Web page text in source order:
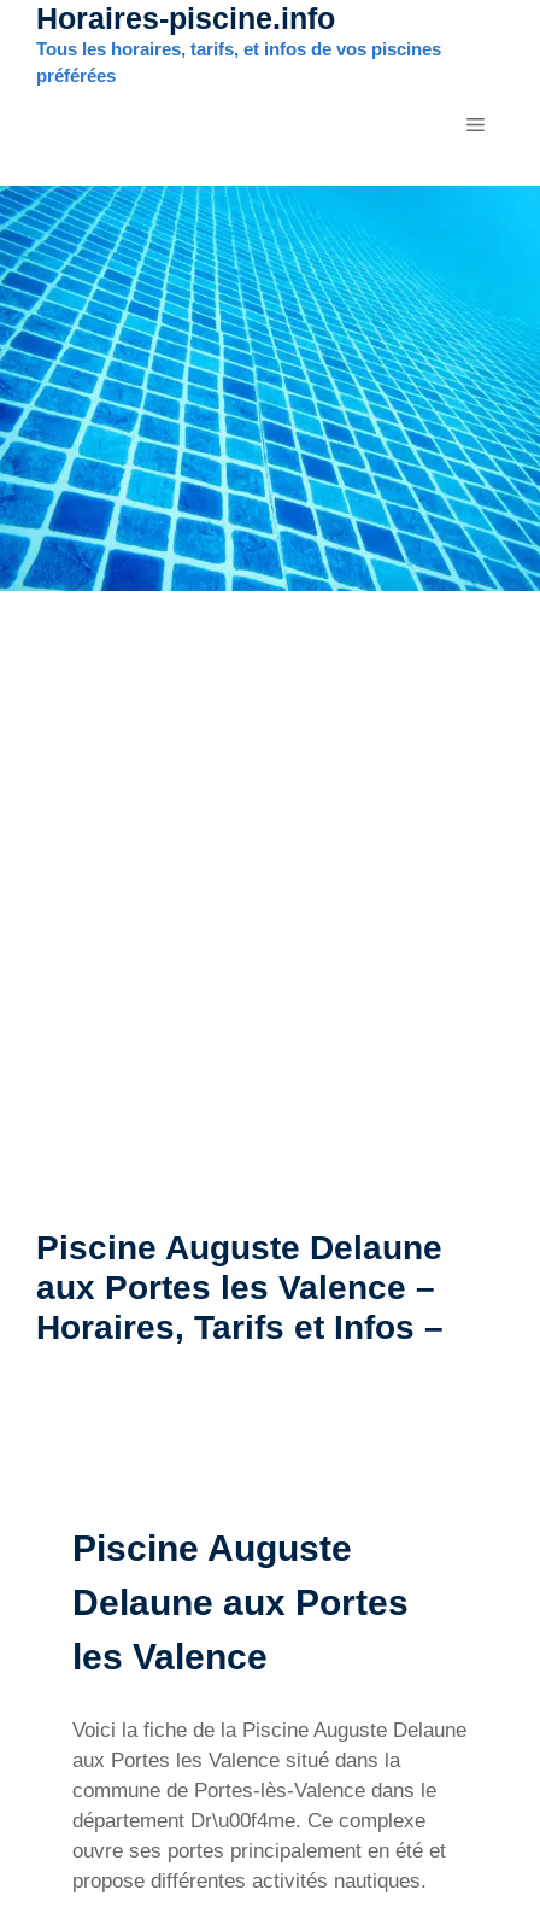
Aller
contenu
Horaires-piscine.info
Tous les horaires, tarifs, et infos de vos piscines
préférées
MENU
Piscine Auguste Delaune
aux Portes les Valence –
Horaires, Tarifs et Infos –
Piscine Auguste
Delaune aux Portes
les Valence
Voici la fiche de la Piscine Auguste Delaune
aux Portes les Valence situé dans la
commune de Portes-lès-Valence dans le
département Dr\u00f4me. Ce complexe
ouvre ses portes principalement en été et
propose différentes activités nautiques.